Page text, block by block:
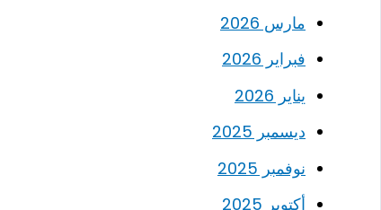
مارس 2026
فبراير 2026
يناير 2026
ديسمبر 2025
نوفمبر 2025
أكتوبر 2025